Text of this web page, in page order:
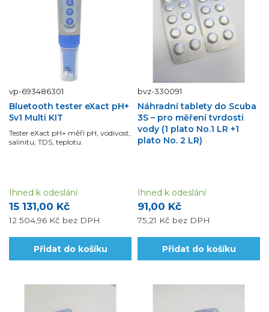
vp-693486301
Bluetooth tester eXact pH+
5v1 Multi KIT
Tester eXact pH+ měří pH, vodivost,
salinitu, TDS, teplotu.
15 131,00 Kč
12 504,96 Kč bez DPH
Ihned k odeslání
Přidat do košíku
bvz-330091
Náhradní tablety do Scuba
3S – pro měření tvrdosti
vody (1 plato No.1 LR +1
plato No. 2 LR)
91,00 Kč
75,21 Kč bez DPH
Ihned k odeslání
Přidat do košíku